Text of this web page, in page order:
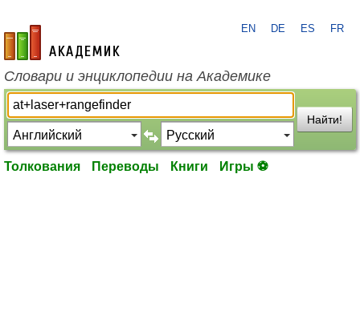
academic.ru
EN DE ES FR
Словари и энциклопедии на Академике
Найти!
Толкования Переводы Книги Игры ⚽